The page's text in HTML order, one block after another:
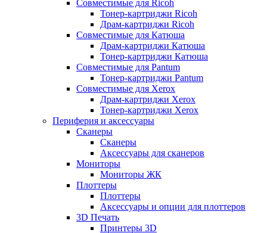
Совместимые для Ricoh
Тонер-картриджи Ricoh
Драм-картриджи Ricoh
Совместимые для Катюша
Драм-картриджи Катюша
Тонер-картриджи Катюша
Совместимые для Pantum
Тонер-картриджи Pantum
Совместимые для Xerox
Драм-картриджи Xerox
Тонер-картриджи Xerox
Периферия и аксессуары
Сканеры
Сканеры
Аксессуары для сканеров
Мониторы
Мониторы ЖК
Плоттеры
Плоттеры
Аксессуары и опции для плоттеров
3D Печать
Принтеры 3D